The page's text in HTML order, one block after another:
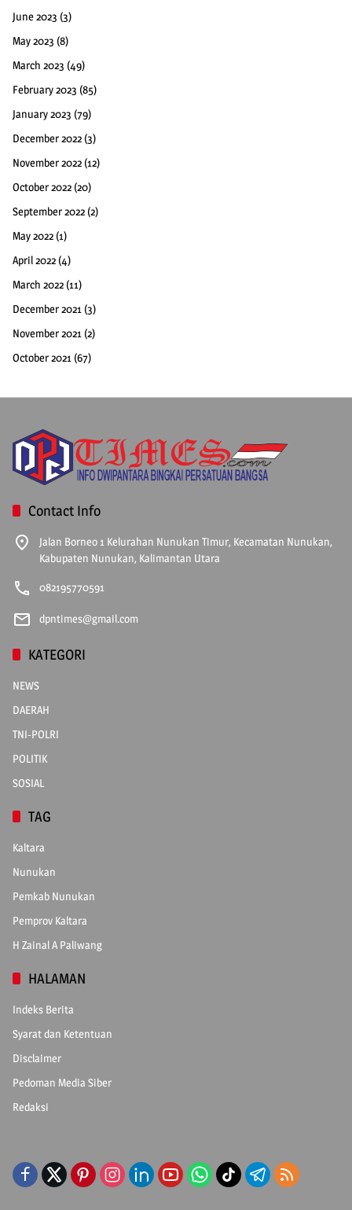
June 2023 (3)
May 2023 (8)
March 2023 (49)
February 2023 (85)
January 2023 (79)
December 2022 (3)
November 2022 (12)
October 2022 (20)
September 2022 (2)
May 2022 (1)
April 2022 (4)
March 2022 (11)
December 2021 (3)
November 2021 (2)
October 2021 (67)
Contact Info
Jalan Borneo 1 Kelurahan Nunukan Timur, Kecamatan Nunukan,
Kabupaten Nunukan, Kalimantan Utara
082195770591
dpntimes@gmail.com
KATEGORI
NEWS
DAERAH
TNI-POLRI
POLITIK
SOSIAL
TAG
Kaltara
Nunukan
Pemkab Nunukan
Pemprov Kaltara
H Zainal A Paliwang
HALAMAN
Indeks Berita
Syarat dan Ketentuan
Disclaimer
Pedoman Media Siber
Redaksi